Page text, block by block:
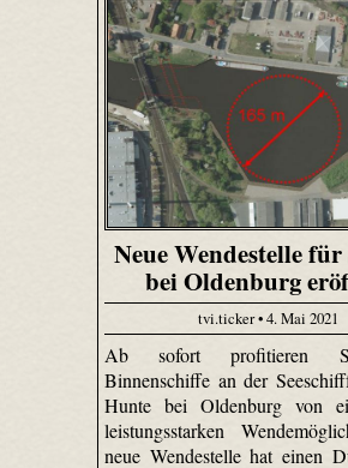
Neue Wendestelle
bei Oldenburg
tvi.ticker • 4. Mai 2021
Ab sofort profitieren
Binnenschiffe an der
Hunte bei Oldenburg von
leistungsstarken
neue Wendestelle hat einen